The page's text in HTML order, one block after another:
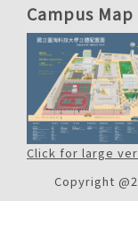
Campus Map
Click for large
Copyright